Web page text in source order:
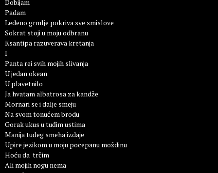
Dobijam
Padam
Ledeno grmlje pokriva sve smislove
Sokrat stoji u moju odbranu
Ksantipa razuverava kretanja
I
Panta rei svih mojih slivanja
U jedan okean
U plavetnilo
Ja hvatam albatrosa za kandže
Mornari se i dalje smeju
Na svom tonućem brodu
Gorak ukus u tuđim ustima
Manija tuđeg smeha izdaje
Upire jezikom u moju pocepanu moždinu
Hoću da trčim
Ali mojih nogu nema